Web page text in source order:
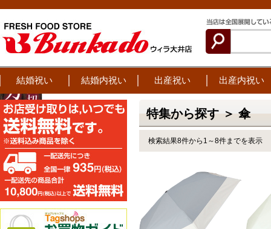
結婚祝い 結婚内祝い 出産祝い 出産内祝い
特集から探す ＞ 傘
検索結果8件から1～8件までを表示